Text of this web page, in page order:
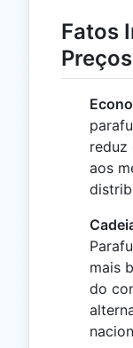
Fatos
reduz
aos
mais
do